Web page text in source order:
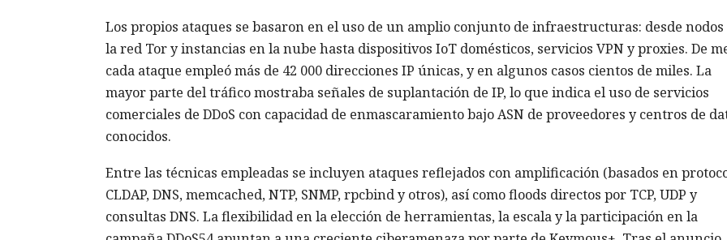
Los propios ataques se basaron en el uso de un amplio conjunto de infraestructuras: desde nodos
la red Tor y instancias en la nube hasta dispositivos IoT domésticos, servicios VPN y proxies. De
cada ataque empleó más de 42 000 direcciones IP únicas, y en algunos casos cientos de miles. La
mayor parte del tráfico mostraba señales de suplantación de IP, lo que indica el uso de servicios
comerciales de DDoS con capacidad de enmascaramiento bajo ASN de proveedores y centros de
conocidos.
Entre las técnicas empleadas se incluyen ataques reflejados con amplificación (basados en
CLDAP, DNS, memcached, NTP, SNMP, rpcbind y otros), así como floods directos por TCP, UDP y
consultas DNS. La flexibilidad en la elección de herramientas, la escala y la participación en la